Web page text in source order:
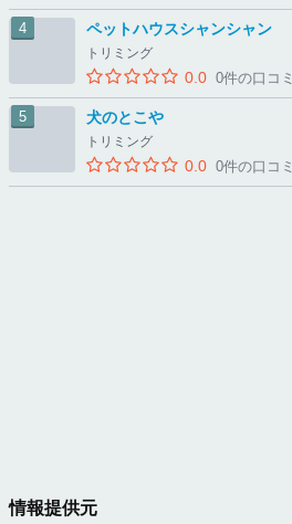
ペットハウスシャンシャン
トリミング
0.0 0件の口コミ
犬のとこや
トリミング
0.0 0件の口コミ
情報提供元